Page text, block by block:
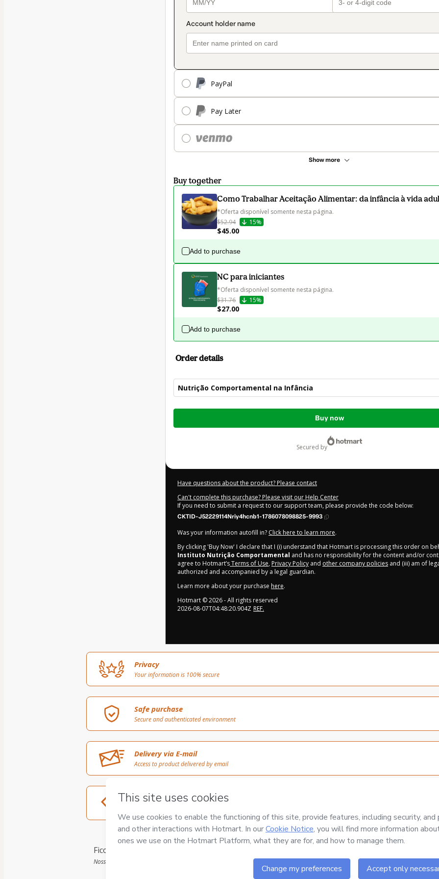
PayPal
Pay Later
Show more
Buy together
Como Trabalhar Aceitação Alimentar: da infância à vida
$52.94
15%
$45.00
Add to purchase
NC para iniciantes
*Oferta disponível somente nesta página.
$31.76
15%
$27.00
Add to purchase
Order details
Nutrição Comportamental na Infância
Total
Buy now
secured by
Have questions about the product? Please contact
Can't complete this purchase? Please visit our Help Center
If you need to submit a request to our support team, please provide the code below:
CKTID-J52229114Nriy4hcnb1-1786078098825-9993
Was your information autofill in? Click here to learn more.
By clicking 'Buy Now' I declare that I (i) understand that Hotmart is processing this order on
Instituto Nutrição Comportamental and has no responsibility for the content and/or
agree to Hotmart’sTerms of Use, Privacy Policy and other company policies and (iii) am of
authorized and accompanied by a legal guardian.
Learn more about your purchase here.
Hotmart ©2026- All rights reserved
2026-08-07T04:48:20.904Z REF.
Privacy
Your information is 100% secure
Safe purchase
Secure and authenticated environment
Delivery via E-mail
Access to product delivered by email
Approved content
Ficou com alguma dúvida? Entre em contato com  nosso no
Nosso atendimento é de segunda a sexta das 09h às 18h .